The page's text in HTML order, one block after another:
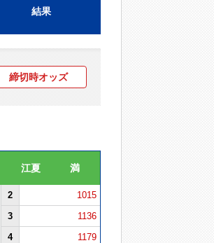
結果
締切時オッズ
江夏 満
2
1015
3
1136
4
1179